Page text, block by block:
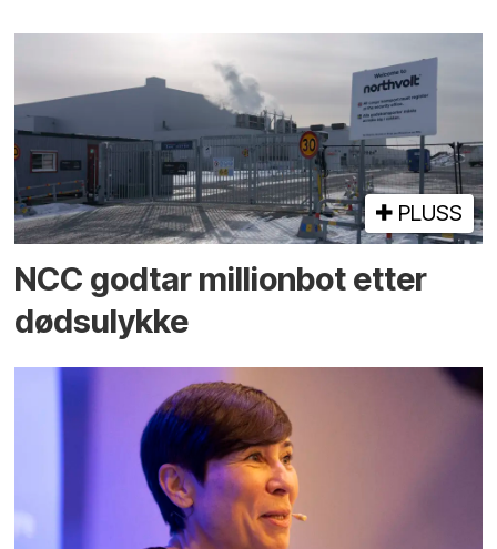
PLUSS
NCC godtar millionbot etter
dødsulykke